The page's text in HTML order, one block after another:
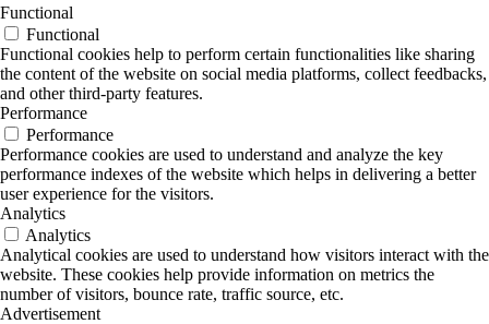
Functional
Functional
Functional cookies help to perform certain functionalities like sharing
the content of the website on social media platforms, collect feedbacks,
and other third-party features.
Performance
Performance
Performance cookies are used to understand and analyze the key
performance indexes of the website which helps in delivering a better
user experience for the visitors.
Analytics
Analytics
Analytical cookies are used to understand how visitors interact with the
website. These cookies help provide information on metrics the
number of visitors, bounce rate, traffic source, etc.
Advertisement